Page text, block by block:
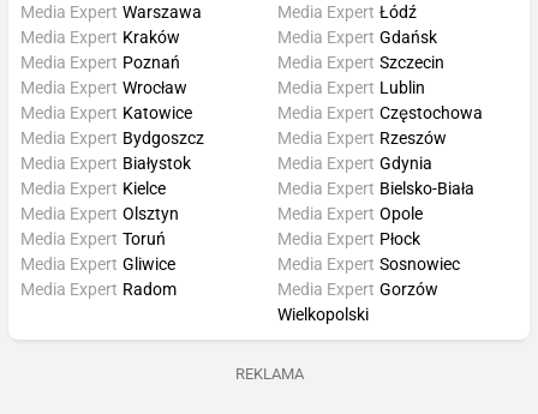
Media Expert Warszawa
Media Expert Kraków
Media Expert Poznań
Media Expert Wrocław
Media Expert Łódź
Media Expert Gdańsk
Media Expert Szczecin
Media Expert Lublin
Media Expert Katowice
Media Expert Bydgoszcz
Media Expert Białystok
Media Expert Kielce
Media Expert Częstochowa
Media Expert Rzeszów
Media Expert Gdynia
Media Expert Bielsko-Biała
Media Expert Olsztyn
Media Expert Toruń
Media Expert Gliwice
Media Expert Radom
Media Expert Opole
Media Expert Płock
Media Expert Sosnowiec
Media Expert Gorzów
Wielkopolski
REKLAMA